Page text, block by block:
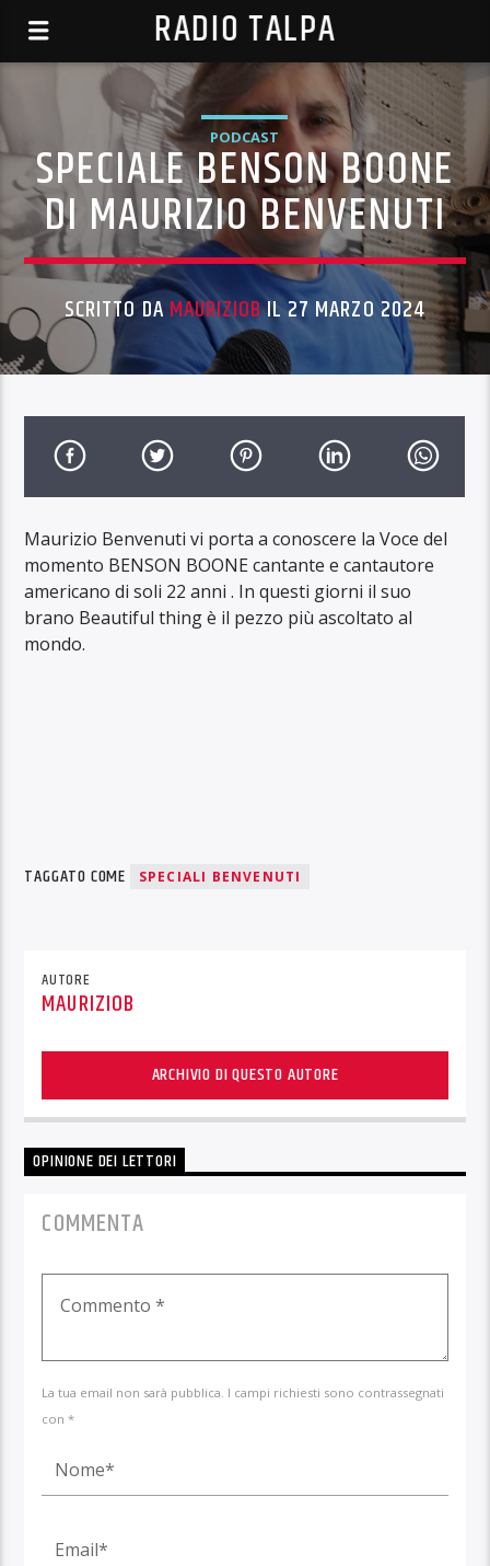
RADIO TALPA
PODCAST
SPECIALE BENSON BOONE
DI MAURIZIO BENVENUTI
SCRITTO DA MAURIZIOBIL 27 MARZO 2024
Maurizio Benvenuti vi porta a conoscere la Voce del
momento BENSON BOONE cantante e cantautore
americano di soli 22 anni . In questi giorni il suo
brano Beautiful thing è il pezzo più ascoltato al
mondo.
TAGGATO COME SPECIALI BENVENUTI
AUTORE
MAURIZIOB
ARCHIVIO DI QUESTO AUTORE
OPINIONE DEI LETTORI
COMMENTA
La tua email non sarà pubblica. I campi richiesti sono contrassegnati
con *